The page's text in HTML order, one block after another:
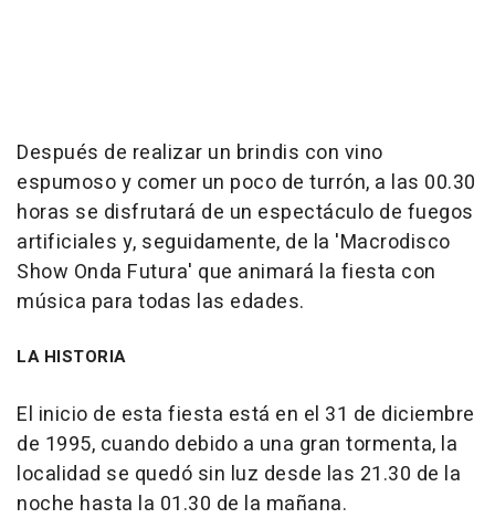
Después de realizar un brindis con vino
espumoso y comer un poco de turrón, a las 00.30
horas se disfrutará de un espectáculo de fuegos
artificiales y, seguidamente, de la 'Macrodisco
Show Onda Futura' que animará la fiesta con
música para todas las edades.
LA HISTORIA
El inicio de esta fiesta está en el 31 de diciembre
de 1995, cuando debido a una gran tormenta, la
localidad se quedó sin luz desde las 21.30 de la
noche hasta la 01.30 de la mañana.